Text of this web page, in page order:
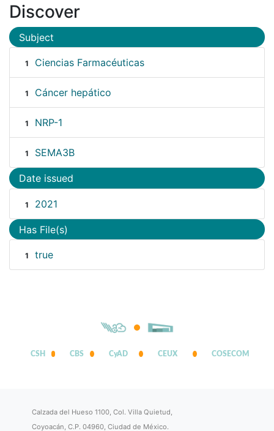
Discover
Subject
1 Ciencias Farmacéuticas
1 Cáncer hepático
1 NRP-1
1 SEMA3B
Date issued
1 2021
Has File(s)
1 true
CSH CBS CyAD CEUX COSECOM
Calzada del Hueso 1100, Col. Villa Quietud,
Coyoacán, C.P. 04960, Ciudad de México.